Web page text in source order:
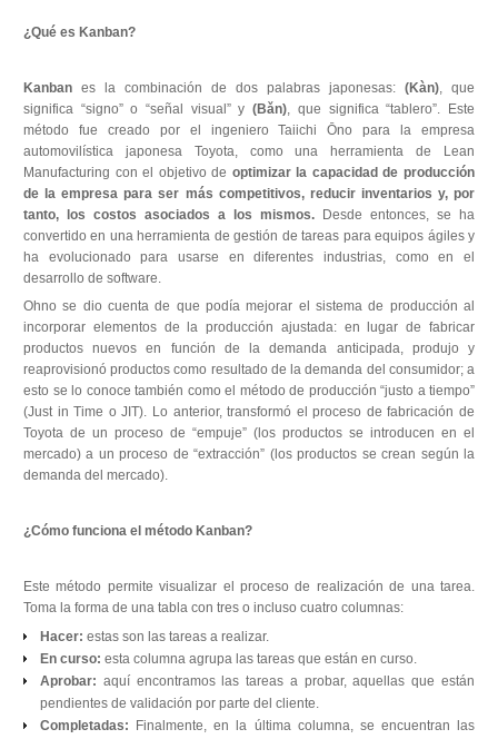
¿Qué es Kanban?
Kanban es la combinación de dos palabras japonesas: (Kàn), que
significa “signo” o “señal visual” y(Bǎn), que significa “tablero”. Este
método fue creado por el ingeniero Taiichi Ōno para la empresa
automovilística japonesa Toyota, como una herramienta de Lean
Manufacturing con el objetivo de optimizar la capacidad de producción
de la empresa para ser más competitivos, reducir inventarios y, por
tanto, los costos asociados a los mismos. Desde entonces, se ha
convertido en una herramienta de gestión de tareas para equipos ágiles y
ha evolucionado para usarse en diferentes industrias, como en el
desarrollo de software.
Ohno se dio cuenta de que podía mejorar el sistema de producción al
incorporar elementos de la producción ajustada: en lugar de fabricar
productos nuevos en función de la demanda anticipada, produjo y
reaprovisionó productos como resultado de la demanda del consumidor; a
esto se lo conoce también como el método de producción “justo a tiempo”
(Just in Time o JIT). Lo anterior, transformó el proceso de fabricación de
Toyota de un proceso de “empuje” (los productos se introducen en el
mercado) a un proceso de “extracción” (los productos se crean según la
demanda del mercado).
¿Cómo funciona el método Kanban?
Este método permite visualizar el proceso de realización de una tarea.
Toma la forma de una tabla con tres o incluso cuatro columnas:
Hacer: estas son las tareas a realizar.
En curso: esta columna agrupa las tareas que están en curso.
Aprobar: aquí encontramos las tareas a probar, aquellas que están
pendientes de validación por parte del cliente.
Completadas: Finalmente, en la última columna, se encuentran las